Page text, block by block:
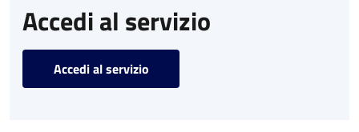
Accedi al servizio
Accedi al servizio